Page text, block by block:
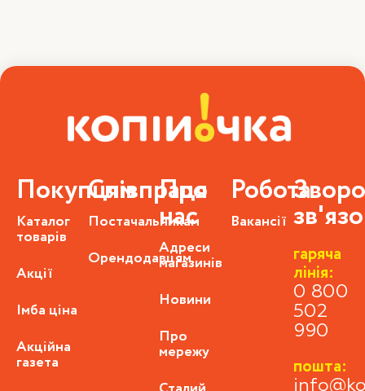
Покупцям
Каталог
товарів
Акції
Імба ціна
Акційна
газета
Співпраця
Постачальникам
Орендодавцям
Про
нас
Адреси
магазинів
Новини
Про
мережу
Робота
Вакансії
гаряча
лінія:
0 800
502
990
пошта: